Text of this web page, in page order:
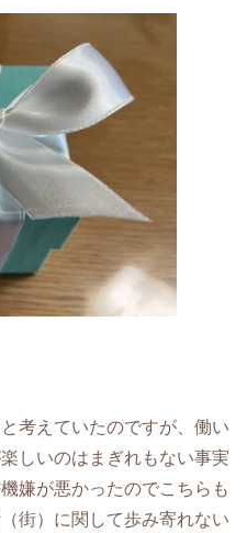
考えていたのですが、働い
しいのはまぎれもない事実
嫌が悪かったのでこちらも
街）に関して歩み寄れない